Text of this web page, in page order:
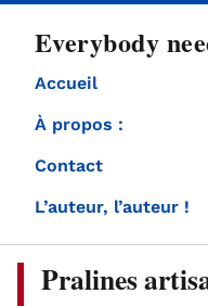
Everybody
Accueil
À propos :
Contact
L’auteur, l’auteur !
Pralines